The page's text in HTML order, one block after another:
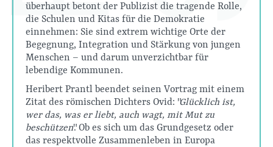
überhaupt betont der Publizist die tragende Rolle,
die Schulen und Kitas für die Demokratie
einnehmen: Sie sind extrem wichtige Orte der
Begegnung, Integration und Stärkung von jungen
Menschen – und darum unverzichtbar für
lebendige Kommunen.
Heribert Prantl beendet seinen Vortrag mit einem
Zitat des römischen Dichters Ovid: "Glücklich ist,
wer das, was er liebt, auch wagt, mit Mut zu
beschützen". Ob es sich um das Grundgesetz oder
das respektvolle Zusammenleben in Europa